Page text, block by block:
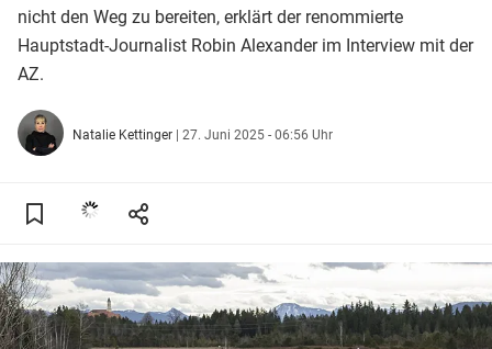
nicht den Weg zu bereiten, erklärt der renommierte
Hauptstadt-Journalist Robin Alexander im Interview mit der
AZ.
Natalie Kettinger | 27. Juni 2025 - 06:56 Uhr